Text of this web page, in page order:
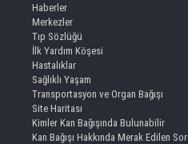
Haberler
Merkezler
Tıp Sözlüğü
İlk Yardım Köşesi
Hastalıklar
Sağlıklı Yaşam
Transportasyon ve Organ Bağışı
Site Haritası
Kimler Kan Bağışında Bulunabilir
Kan Bağışı Hakkında Merak Edilen